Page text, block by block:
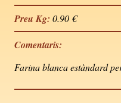
Preu Kg: 0.90 €
Comentaris:
Farina blanca estàndard